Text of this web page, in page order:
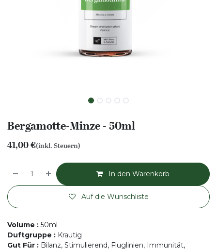
Bergamotte-Minze - 50ml
41,00€(inkl. Steuern)
In den Warenkorb
Auf die Wunschliste
Volume : 50ml
Duftgruppe : Krautig
Gut Für : Bilanz, Stimulierend, Fluglinien, Immunität,